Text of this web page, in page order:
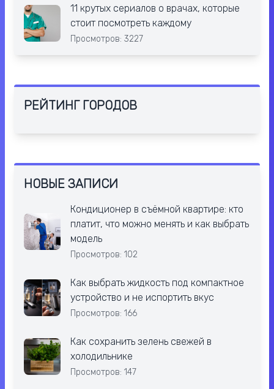
11 крутых сериалов о врачах, которые
стоит посмотреть каждому
Просмотров: 3227
РЕЙТИНГ ГОРОДОВ
НОВЫЕ ЗАПИСИ
Кондиционер в съёмной квартире: кто
платит, что можно менять и как выбрать
модель
Просмотров: 102
Как выбрать жидкость под компактное
устройство и не испортить вкус
Просмотров: 166
Как сохранить зелень свежей в
холодильнике
Просмотров: 147